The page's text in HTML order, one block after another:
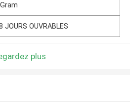
JOURS OUVRABLES
plus